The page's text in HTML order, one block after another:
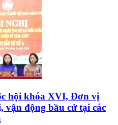
hội khóa XVI, Đơn vị
vận động bầu cử tại các